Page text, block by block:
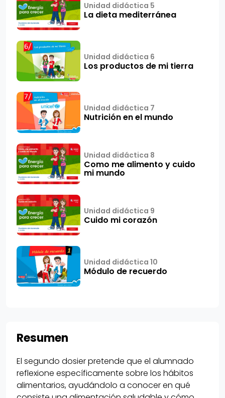
Resumen
El segundo dosier pretende que el alumnado
reflexione específicamente sobre los hábitos
alimentarios, ayudándolo a conocer en qué
Unidad didáctica 5
La dieta mediterránea
Unidad didáctica 6
Los productos de mi tierra
Unidad didáctica 7
Nutrición en el mundo
Unidad didáctica 8
Como me alimento y cuido
mi mundo
Unidad didáctica 9
Cuido mi corazón
Unidad didáctica 10
Módulo de recuerdo